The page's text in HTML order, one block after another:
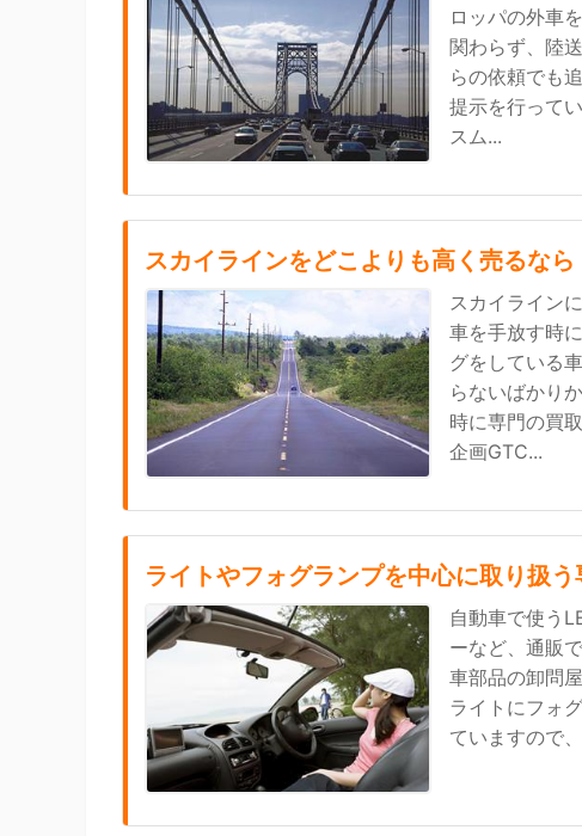
ロッパの外車
関わらず、陸
らの依頼でも
提示を行って
スム...
スカイラインをどこよりも高く売るなら
スカイライン
車を手放す時
グをしている
らないばかり
時に専門の買
企画GTC...
ライトやフォグランプを中心に取り扱う
自動車で使う
ーなど、通販
車部品の卸問
ライトにフォ
ていますので